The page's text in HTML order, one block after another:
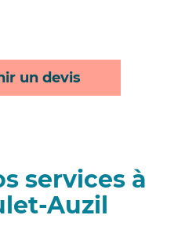
un devis
services à
Auzil